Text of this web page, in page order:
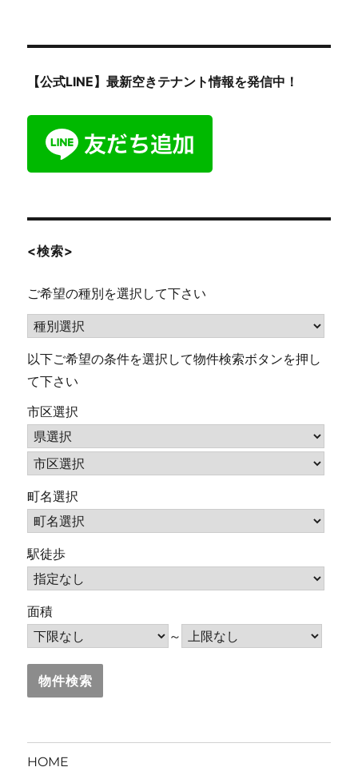
【公式LINE】最新空きテナント情報を発信中！
<検索>
ご希望の種別を選択して下さい
以下ご希望の条件を選択して物件検索ボタンを押し
て下さい
市区選択
町名選択
駅徒歩
面積
～
HOME